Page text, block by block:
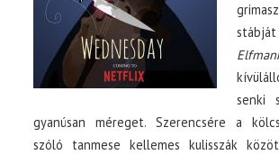
senki
gyanúsan méreget. Szerencsére a
szóló tanmese kellemes kulisszák